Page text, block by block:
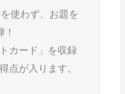
使わず、お題を
カード」を収録
点が入ります。